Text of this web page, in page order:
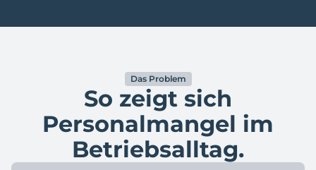
Das Problem
So zeigt sich
Personalmangel im
Betriebsalltag.